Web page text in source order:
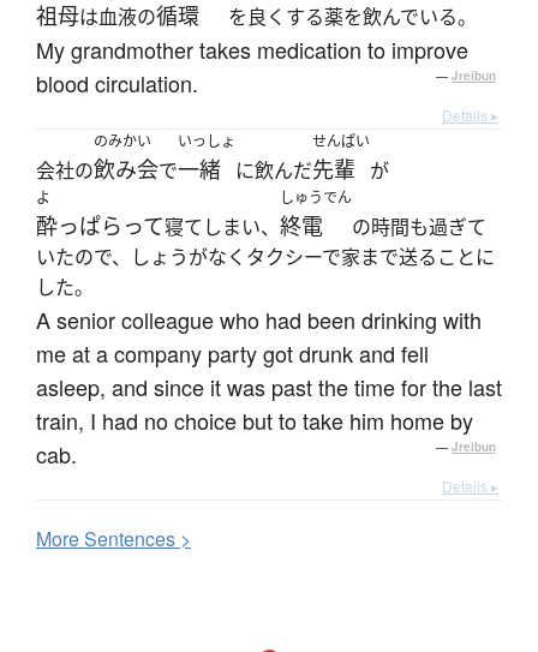
祖母は血液の循環 を良くする薬を飲んでいる。
My grandmother takes medication to improve
blood circulation.
— Jreibun
Details ▸
会社の
のみかい
飲み会で
いっしょ
一緒 に飲んだ
せんぱい
先輩 が
よ
酔っぱらって寝てしまい、
しゅうでん
終電
の時間も過ぎて
いたので、しょうがなくタクシーで家まで送ることに
した。
A senior colleague who had been drinking with
me at a company party got drunk and fell
asleep, and since it was past the time for the last
train, I had no choice but to take him home by
cab.
— Jreibun
Details ▸
MoreSentences >